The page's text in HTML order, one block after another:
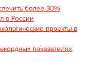
более 30%
в России
проекты в
показателях